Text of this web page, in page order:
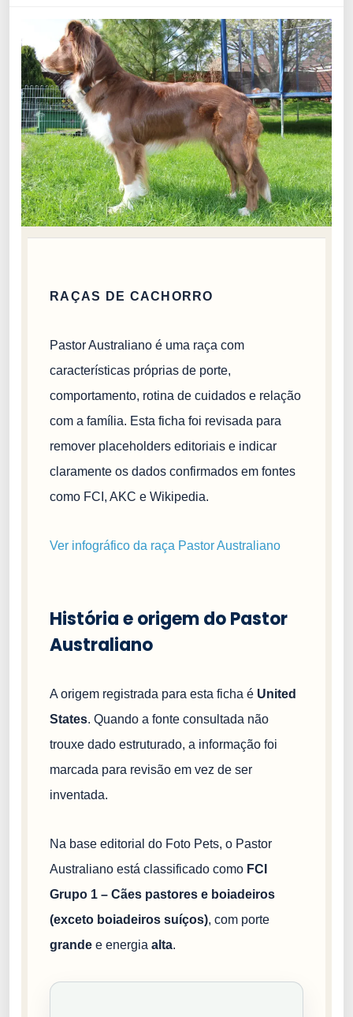
RAÇAS DE CACHORRO
Pastor Australiano é uma raça com
características próprias de porte,
comportamento, rotina de cuidados e relação
com a família. Esta ficha foi revisada para
remover placeholders editoriais e indicar
claramente os dados confirmados em fontes
como FCI, AKC e Wikipedia.
Ver infográfico da raça Pastor Australiano
História e origem do Pastor
Australiano
A origem registrada para esta ficha é United
States. Quando a fonte consultada não
trouxe dado estruturado, a informação foi
marcada para revisão em vez de ser
inventada.
Na base editorial do Foto Pets, o Pastor
Australiano está classificado como FCI
Grupo 1 – Cães pastores e boiadeiros
(exceto boiadeiros suíços), com porte
grande e energia alta.